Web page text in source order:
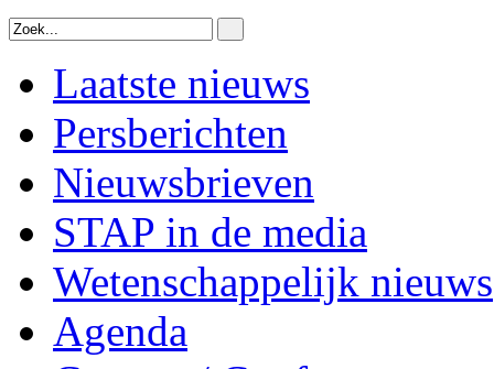
Laatste nieuws
Persberichten
Nieuwsbrieven
STAP in de media
Wetenschappelijk nieuws
Agenda